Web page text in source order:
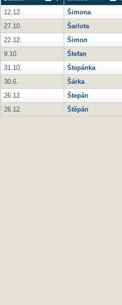
12.12.
Šimona
27.10.
Šarlota
22.12.
Šimon
9.10.
Štefan
31.10.
Štepánka
30.6.
Šárka
26.12.
Štepán
26.12.
Štěpán